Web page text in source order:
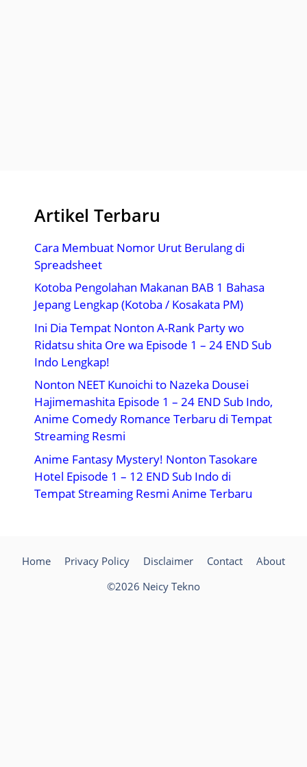
Artikel Terbaru
Cara Membuat Nomor Urut Berulang di
Spreadsheet
Kotoba Pengolahan Makanan BAB 1 Bahasa
Jepang Lengkap (Kotoba / Kosakata PM)
Ini Dia Tempat Nonton A-Rank Party wo
Ridatsu shita Ore wa Episode 1 – 24 END Sub
Indo Lengkap!
Nonton NEET Kunoichi to Nazeka Dousei
Hajimemashita Episode 1 – 24 END Sub Indo,
Anime Comedy Romance Terbaru di Tempat
Streaming Resmi
Anime Fantasy Mystery! Nonton Tasokare
Hotel Episode 1 – 12 END Sub Indo di
Tempat Streaming Resmi Anime Terbaru
Home Privacy Policy Disclaimer Contact
About
©2026 Neicy Tekno